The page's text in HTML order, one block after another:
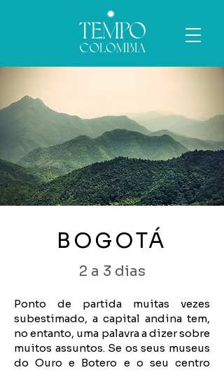
BOGOTÁ
2 a 3 dias
Ponto de partida muitas vezes
subestimado, a capital andina tem,
no entanto, uma palavra a dizer sobre
muitos assuntos. Se os seus museus
do Ouro e Botero e o seu centro